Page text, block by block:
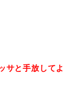
サと手放してよ